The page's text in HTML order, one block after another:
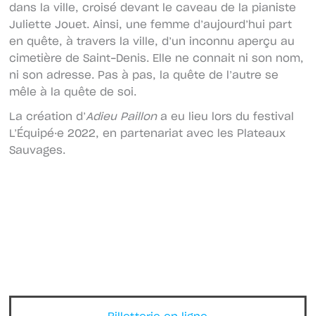
dans la ville, croisé devant le caveau de la pianiste
Juliette Jouet. Ainsi, une femme d’aujourd’hui part
en quête, à travers la ville, d’un inconnu aperçu au
cimetière de Saint-Denis. Elle ne connait ni son nom,
ni son adresse. Pas à pas, la quête de l’autre se
mêle à la quête de soi.
La création d’Adieu Paillona eu lieu lors du festival
L’Équipé·e 2022, en partenariat avec les Plateaux
Sauvages.